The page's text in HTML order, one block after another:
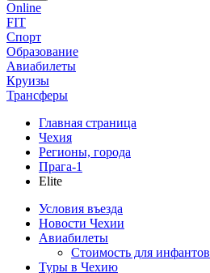
Online
FIT
Спорт
Образование
Авиабилеты
Круизы
Трансферы
Главная страница
Чехия
Регионы, города
Прага-1
Elite
Условия въезда
Новости Чехии
Авиабилеты
Стоимость для инфантов
Туры в Чехию